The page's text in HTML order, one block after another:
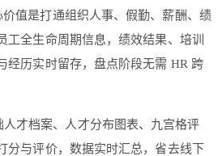
值是打通组织人事、假勤、薪酬、绩
工全生命周期信息，绩效结果、培训
经历实时留存，盘点阶段无需 HR 跨
才档案、人才分布图表、九宫格评
分与评价，数据实时汇总，省去线下